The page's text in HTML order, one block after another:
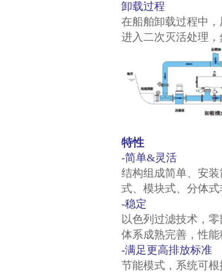
卸载过程
在船舶卸载过程中
进入二次灭活处理
特性
-简单&灵活
结构组成简单、安
式、模块式、分体
-稳定
以色列过滤技术，
体系成熟完善，性
-满足更高排放标准
节能模式，系统可